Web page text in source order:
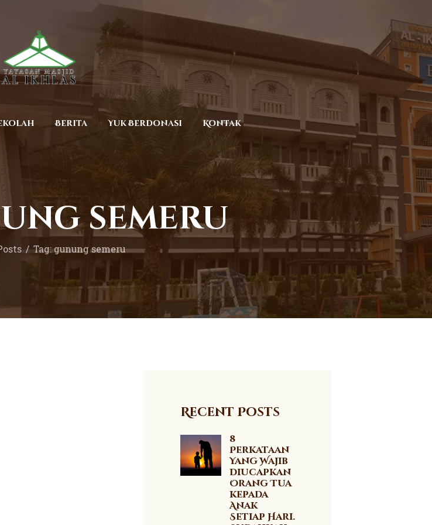
Berita Yuk Berdonasi Kontak
semeru
Tag: gunung semeru
Recent Posts
8
Perkataan
Yang Wajib
Diucapkan
Orang Tua
kepada
Anak
Setiap Hari.